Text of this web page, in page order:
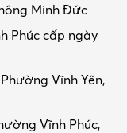
Minh Đức
Phúc cấp ngày
Vĩnh Yên,
Vĩnh Phúc,